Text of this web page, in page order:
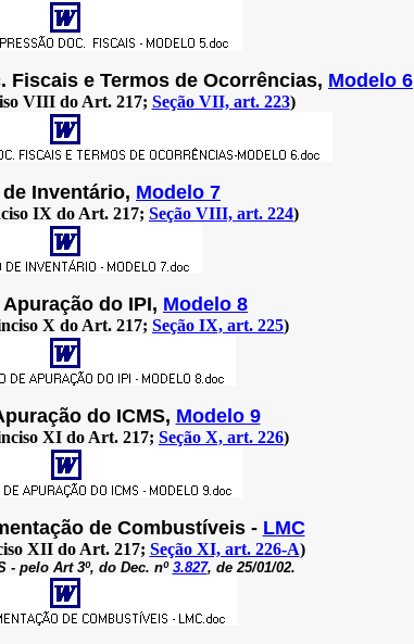
Fiscais e Termos de Ocorrências, Modelo 6
VIII do Art. 217; Seção VII, art. 223)
Inventário, Modelo 7
IX do Art. 217; Seção VIII, art. 224)
do IPI, Modelo 8
X do Art. 217; Seção IX, art. 225)
do ICMS, Modelo 9
XI do Art. 217; Seção X, art. 226)
de Combustíveis - LMC
XII do Art. 217; Seção XI, art. 226-A)
- pelo Art 3º, do Dec. nº 3.827, de 25/01/02.